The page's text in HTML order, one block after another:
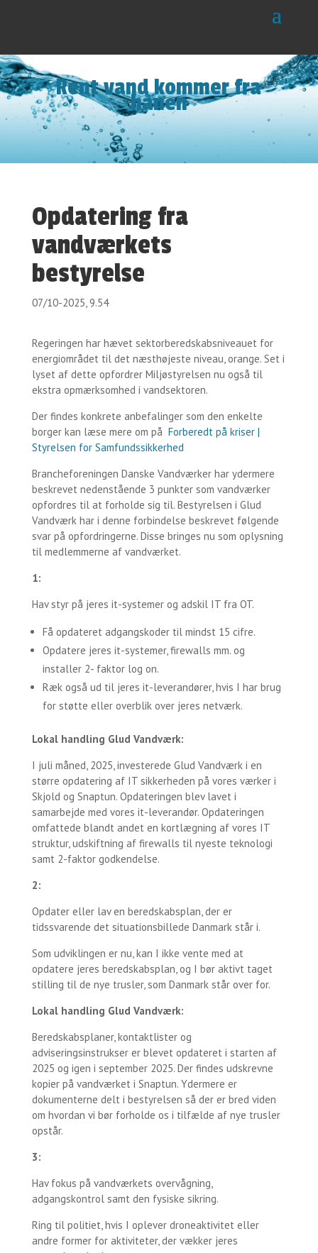
Rent vand kommer fra
hanen
Opdatering fra
vandværkets
bestyrelse
07/10-2025, 9.54
Regeringen har hævet sektorberedskabsniveauet for
energiområdet til det næsthøjeste niveau, orange. Set i
lyset af dette opfordrer Miljøstyrelsen nu også til
ekstra opmærksomhed i vandsektoren.
Der findes konkrete anbefalinger som den enkelte
borger kan læse mere om på Forberedt på kriser |
Styrelsen for Samfundssikkerhed
Brancheforeningen Danske Vandværker har ydermere
beskrevet nedenstående 3 punkter som vandværker
opfordres til at forholde sig til. Bestyrelsen i Glud
Vandværk har i denne forbindelse beskrevet følgende
svar på opfordringerne. Disse bringes nu som oplysning
til medlemmerne af vandværket.
1:
Hav styr på jeres it-systemer og adskil IT fra OT.
Få opdateret adgangskoder til mindst 15 cifre.
Opdatere jeres it-systemer, firewalls mm. og
installer 2- faktor log on.
Ræk også ud til jeres it-leverandører, hvis I har brug
for støtte eller overblik over jeres netværk.
Lokal handling Glud Vandværk:
I juli måned, 2025, investerede Glud Vandværk i en
større opdatering af IT sikkerheden på vores værker i
Skjold og Snaptun. Opdateringen blev lavet i
samarbejde med vores it-leverandør. Opdateringen
omfattede blandt andet en kortlægning af vores IT
struktur, udskiftning af firewalls til nyeste teknologi
samt 2-faktor godkendelse.
2:
Opdater eller lav en beredskabsplan, der er
tidssvarende det situationsbillede Danmark står i.
Som udviklingen er nu, kan I ikke vente med at
opdatere jeres beredskabsplan, og I bør aktivt taget
stilling til de nye trusler, som Danmark står over for.
Lokal handling Glud Vandværk:
Beredskabsplaner, kontaktlister og
adviseringsinstrukser er blevet opdateret i starten af
2025 og igen i september 2025. Der findes udskrevne
kopier på vandværket i Snaptun. Ydermere er
dokumenterne delt i bestyrelsen så der er bred viden
om hvordan vi bør forholde os i tilfælde af nye trusler
opstår.
3:
Hav fokus på vandværkets overvågning,
adgangskontrol samt den fysiske sikring.
Ring til politiet, hvis I oplever droneaktivitet eller
andre former for aktiviteter, der vækker jeres